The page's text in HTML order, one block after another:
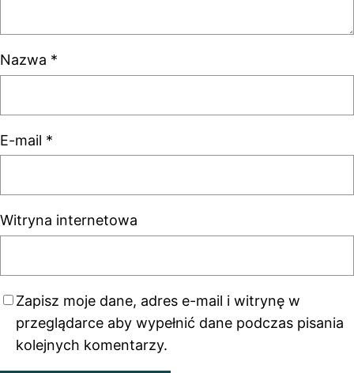
Nazwa *
E-mail *
Witryna internetowa
Zapisz moje dane, adres e-mail i witrynę w
przeglądarce aby wypełnić dane podczas pisania
kolejnych komentarzy.